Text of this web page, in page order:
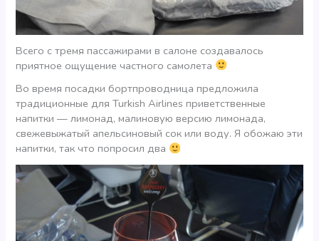
Всего с тремя пассажирами в салоне создавалось
приятное ощущение частного самолета
Во время посадки бортпроводница предложила
традиционные для Turkish Airlines приветственные
напитки — лимонад, малиновую версию лимонада,
свежевыжатый апельсиновый сок или воду. Я обожаю эти
напитки, так что попросил два